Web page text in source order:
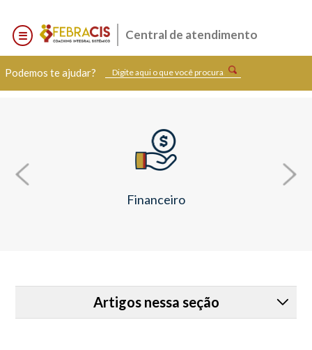
Central de atendimento
Podemos te ajudar?
Financeiro
Artigos nessa seção